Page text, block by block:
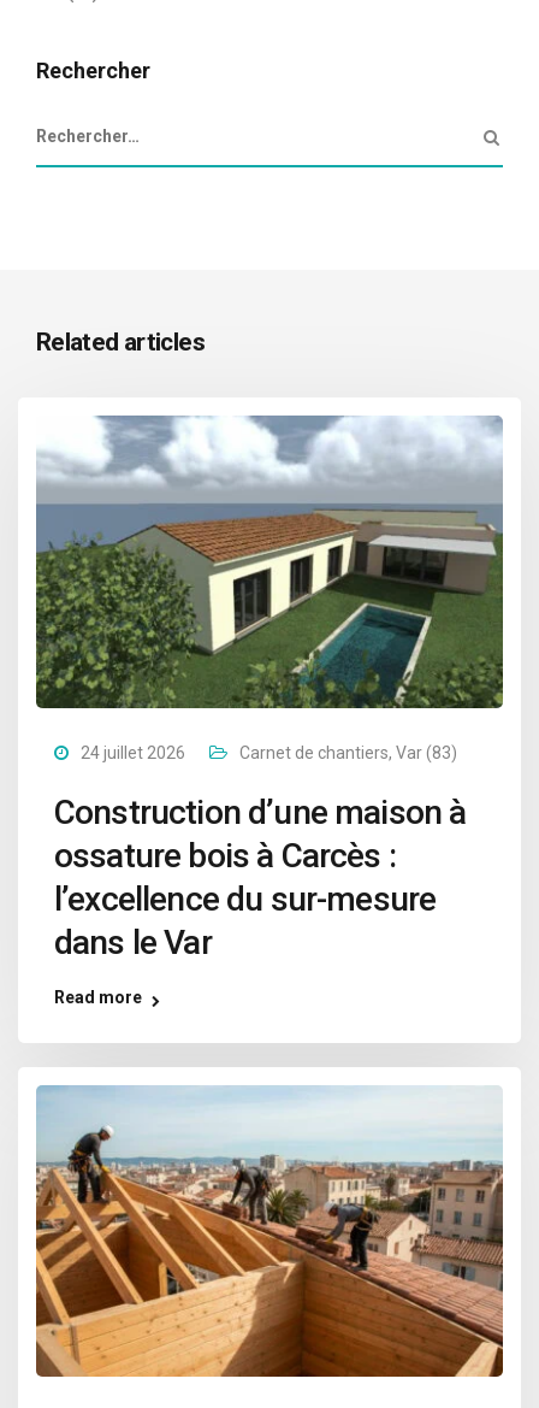
Rechercher
Related articles
24 juillet 2026 Carnet de chantiers, Var (83)
Construction d’une maison à
ossature bois à Carcès :
l’excellence du sur-mesure
dans le Var
Read more